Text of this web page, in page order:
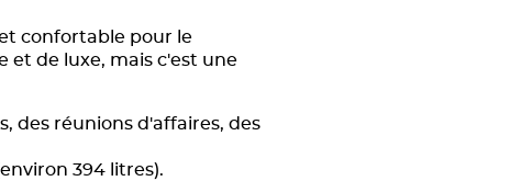
confortable pour le
et de luxe, mais c'est une
des réunions d'affaires, des
394 litres).